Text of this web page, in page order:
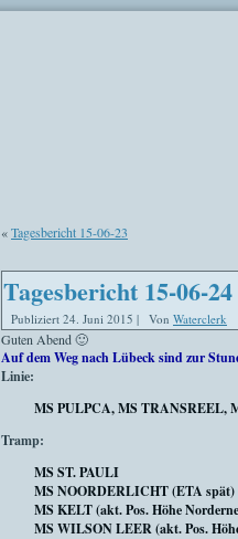
«Tagesbericht 15-06-23
Tagesbericht 15-06-24
Publiziert 24. Juni 2015 | Von Waterclerk
Guten Abend 🙂
Auf dem Weg nach Lübeck sind zur
Linie:
MS PULPCA, MS TRANSREEL,
Tramp:
MS ST. PAULI
MS NOORDERLICHT (ETA spät)
MS KELT (akt. Pos. Höhe
MS WILSON LEER (akt. Pos.